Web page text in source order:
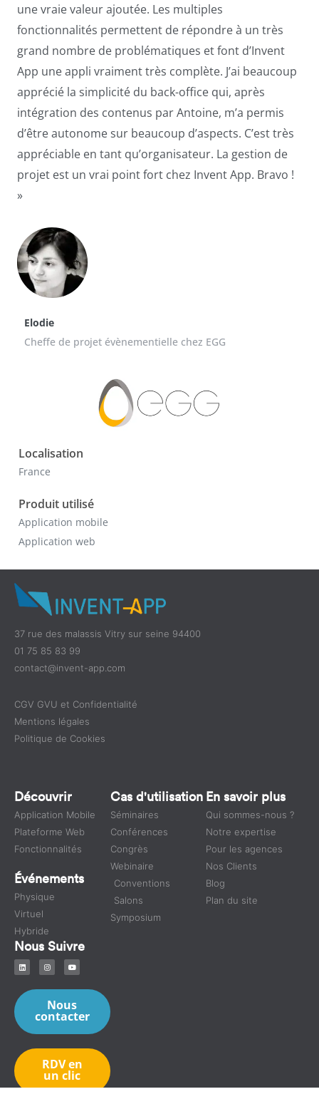
une vraie valeur ajoutée. Les multiples
fonctionnalités permettent de répondre à un très
grand nombre de problématiques et font d’Invent
App une appli vraiment très complète. J’ai beaucoup
apprécié la simplicité du back-office qui, après
intégration des contenus par Antoine, m’a permis
d’être autonome sur beaucoup d’aspects. C’est très
appréciable en tant qu’organisateur. La gestion de
projet est un vrai point fort chez Invent App. Bravo !
»
Elodie
Cheffe de projet évènementielle chez EGG
Localisation
France
Produit utilisé
Application mobile
Application web
37 rue des malassis Vitry sur seine 94400
01 75 85 83 99
contact@invent-app.com
CGV GVU et Confidentialité
Mentions légales
Politique de Cookies
Découvrir
Application Mobile
Plateforme Web
Fonctionnalités
Événements
Physique
Virtuel
Hybride
Cas d'utilisation
Séminaires
Conférences
Congrès
Webinaire
Conventions
Salons
Symposium
En savoir plus
Qui sommes-nous ?
Notre expertise
Pour les agences
Nos Clients
Blog
Plan du site
Nous Suivre
Nous
contacter
RDV en
un clic